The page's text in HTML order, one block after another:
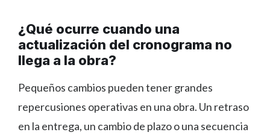
¿Qué ocurre cuando una
actualización del cronograma no
llega a la obra?
Pequeños cambios pueden tener grandes
repercusiones operativas en una obra. Un retraso
en la entrega, un cambio de plazo o una secuencia